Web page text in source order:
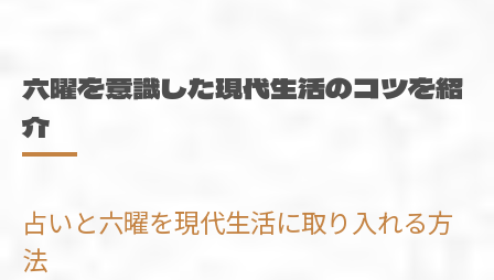
六曜を意識した現代生活のコツを紹
介
占いと六曜を現代生活に取り入れる方
法